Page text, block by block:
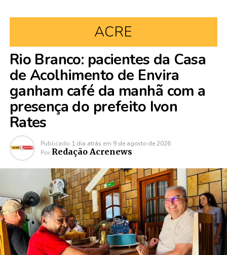
ACRE
Rio Branco: pacientes da Casa
de Acolhimento de Envira
ganham café da manhã com a
presença do prefeito Ivon
Rates
Publicado 1 dia atrás em 9 de agosto de 2026
Por Redação Acrenews